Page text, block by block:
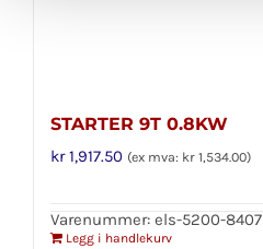
STARTER 9T 0.8KW
kr1,917.50 (ex mva: kr 1,534.00)
Varenummer: els-5200-8407
Legg i handlekurv